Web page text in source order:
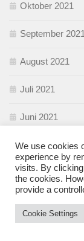
Oktober 2021
September 2021
August 2021
Juli 2021
Juni 2021
Mai 2021
April 2021
We use cookies
experience by
visits. By clicking
the cookies.
provide a
Cookie Settings